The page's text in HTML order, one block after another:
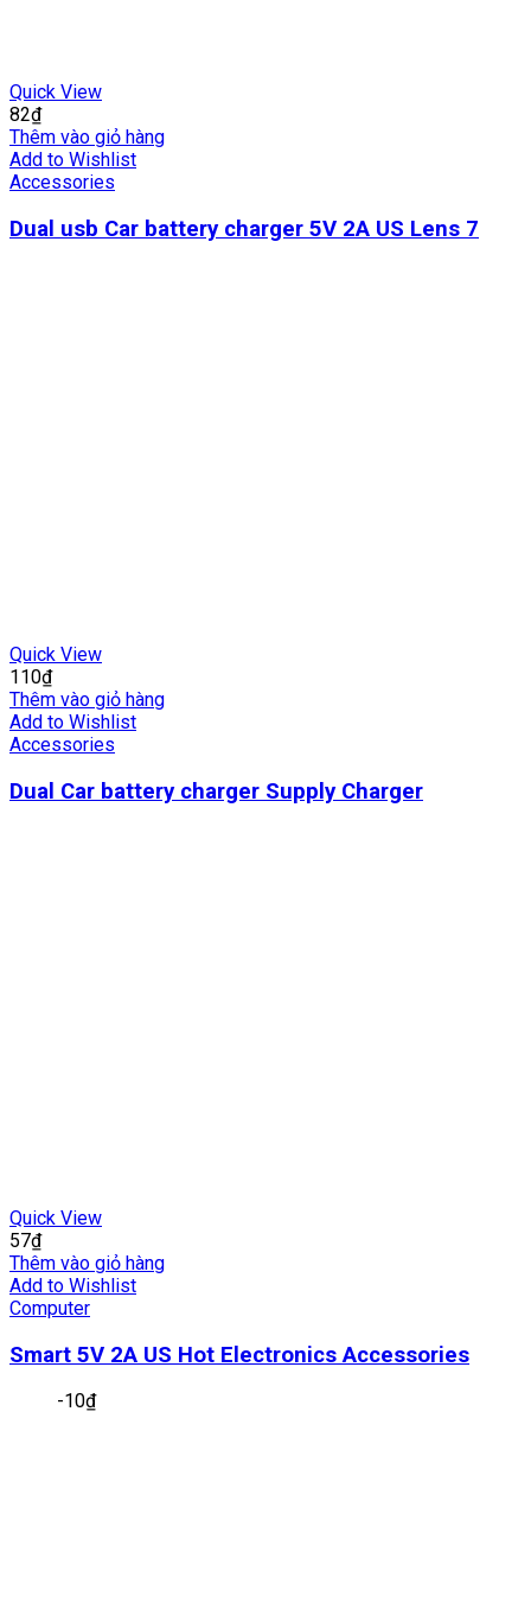
Quick View
82₫
Thêm vào giỏ hàng
Add to Wishlist
Accessories
Dual usb Car battery charger 5V 2A US Lens 7
Quick View
110₫
Thêm vào giỏ hàng
Add to Wishlist
Accessories
Dual Car battery charger Supply Charger
Quick View
57₫
Thêm vào giỏ hàng
Add to Wishlist
Computer
Smart 5V 2A US Hot Electronics Accessories
-10₫